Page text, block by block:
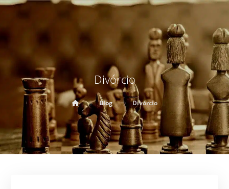
Divórcio
Blog Divórcio